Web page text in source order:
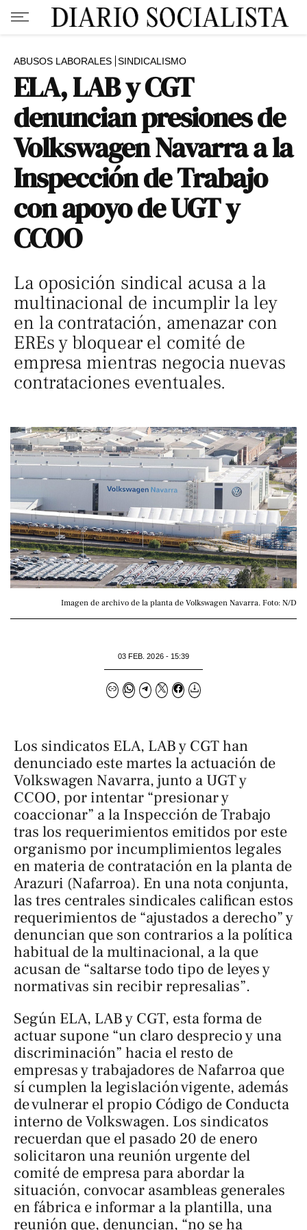
ABUSOS LABORALES SINDICALISMO
ELA, LAB y CGT
denuncian presiones de
Volkswagen Navarra a la
Inspección de Trabajo
con apoyo de UGT y
CCOO
La oposición sindical acusa a la
multinacional de incumplir la ley
en la contratación, amenazar con
EREs y bloquear el comité de
empresa mientras negocia nuevas
contrataciones eventuales.
Imagen de archivo de la planta de Volkswagen Navarra. Foto: N/D
03 FEB. 2026 - 15:39
Los sindicatos ELA, LAB y CGT han
denunciado este martes la actuación de
Volkswagen Navarra, junto a UGT y
CCOO, por intentar “presionar y
coaccionar” a la Inspección de Trabajo
tras los requerimientos emitidos por este
organismo por incumplimientos legales
en materia de contratación en la planta de
Arazuri (Nafarroa). En una nota conjunta,
las tres centrales sindicales califican estos
requerimientos de “ajustados a derecho” y
denuncian que son contrarios a la política
habitual de la multinacional, a la que
acusan de “saltarse todo tipo de leyes y
normativas sin recibir represalias”.
Según ELA, LAB y CGT, esta forma de
actuar supone “un claro desprecio y una
discriminación” hacia el resto de
empresas y trabajadores de Nafarroa que
sí cumplen la legislación vigente, además
de vulnerar el propio Código de Conducta
interno de Volkswagen. Los sindicatos
recuerdan que el pasado 20 de enero
solicitaron una reunión urgente del
comité de empresa para abordar la
situación, convocar asambleas generales
en fábrica e informar a la plantilla, una
reunión que, denuncian, “no se ha